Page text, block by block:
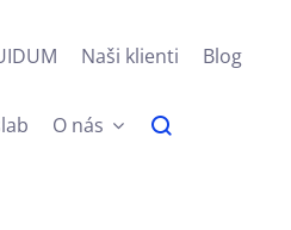
Naši klienti Blog
O nás